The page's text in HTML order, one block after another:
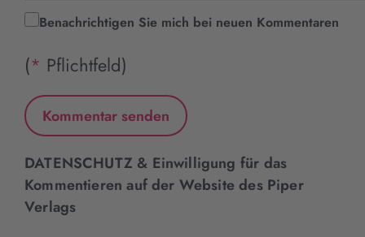
Benachrichtigen Sie mich bei neuen Kommentaren
(* Pflichtfeld)
DATENSCHUTZ & Einwilligung für das
Kommentieren auf der Website des Piper
Verlags